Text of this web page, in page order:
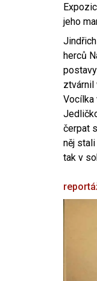
jeho
herců
ztvárnil
Vocílka
čerpat
něj
tak v